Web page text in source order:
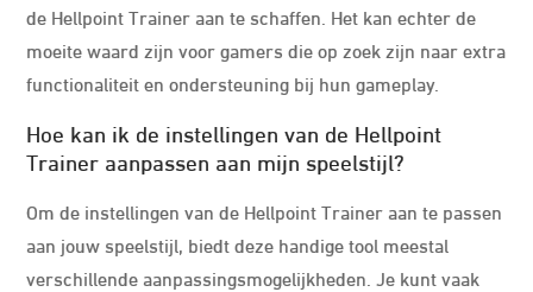
de Hellpoint Trainer aan te schaffen. Het kan echter de
moeite waard zijn voor gamers die op zoek zijn naar extra
functionaliteit en ondersteuning bij hun gameplay.
Hoe kan ik de instellingen van de Hellpoint
Trainer aanpassen aan mijn speelstijl?
Om de instellingen van de Hellpoint Trainer aan te passen
aan jouw speelstijl, biedt deze handige tool meestal
verschillende aanpassingsmogelijkheden. Je kunt vaak